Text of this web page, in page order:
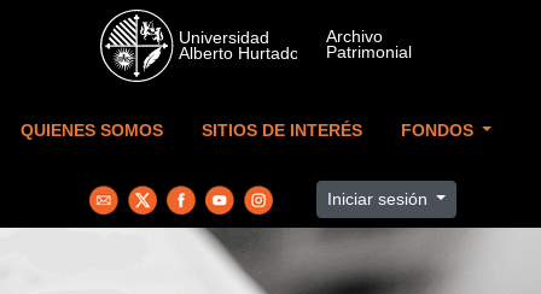
Skip to main content
QUIENES SOMOS SITIOS DE INTERÉS FONDOS
Iniciar sesión